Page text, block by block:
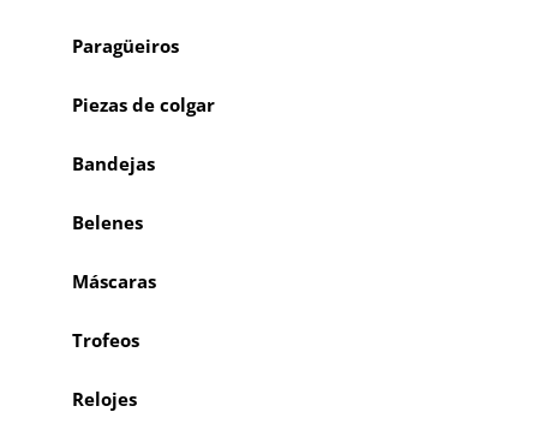
Paragüeiros
Piezas de colgar
Bandejas
Belenes
Máscaras
Trofeos
Relojes